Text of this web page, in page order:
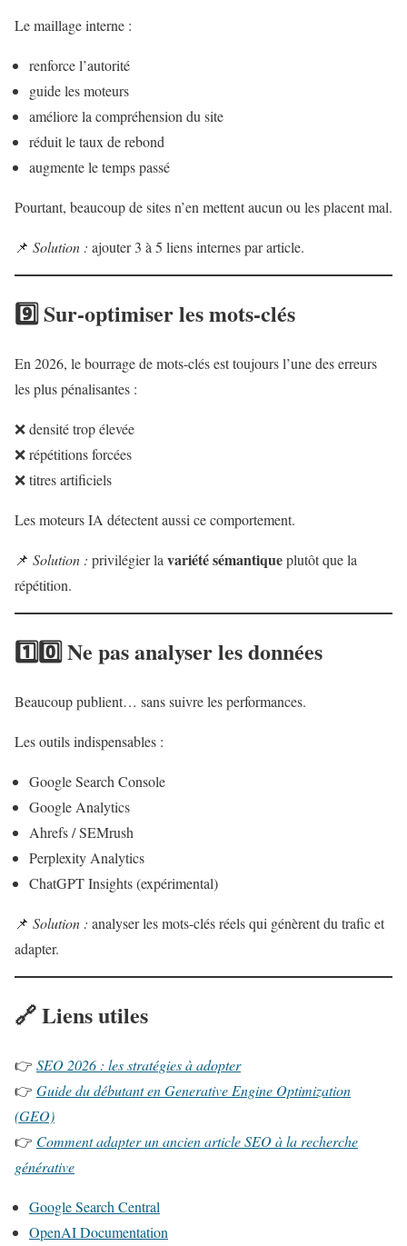
Le maillage interne :
renforce l’autorité
guide les moteurs
améliore la compréhension du site
réduit le taux de rebond
augmente le temps passé
Pourtant, beaucoup de sites n’en mettent aucun ou les placent mal.
📌 Solution : ajouter 3 à 5 liens internes par article.
9️⃣ Sur-optimiser les mots-clés
En 2026, le bourrage de mots-clés est toujours l’une des erreurs
les plus pénalisantes :
❌ densité trop élevée
❌ répétitions forcées
❌ titres artificiels
Les moteurs IA détectent aussi ce comportement.
📌 Solution : privilégier lavariété sémantiqueplutôt que la
répétition.
1️⃣0️⃣ Ne pas analyser les données
Beaucoup publient… sans suivre les performances.
Les outils indispensables :
Google Search Console
Google Analytics
Ahrefs / SEMrush
Perplexity Analytics
ChatGPT Insights (expérimental)
📌 Solution : analyser les mots-clés réels qui génèrent du trafic et
adapter.
🔗Liens utiles
👉 SEO 2026 : les stratégies à adopter
👉 Guide du débutant en Generative Engine Optimization
(GEO)
👉 Comment adapter un ancien article SEO à la recherche
générative
Google Search Central
OpenAI Documentation